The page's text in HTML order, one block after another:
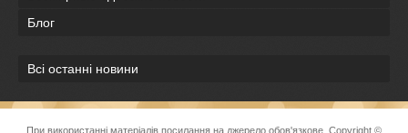
Блог
Всі останні новини
При використанні матеріалів посилання на джерело обов'язкове. Copyright ©